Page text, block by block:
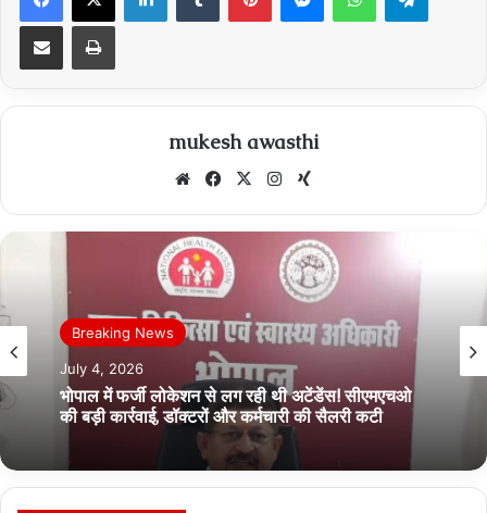
Share via Email Print
mukesh awasthi
WebsiteFacebook
X Instagram
Breaking News
July 4, 2026
भोपाल में फर्जी लोकेशन से लग रही थी अटेंडेंस! सीएमएचओ
की बड़ी कार्रवाई, डॉक्टरों और कर्मचारी की सैलरी कटी